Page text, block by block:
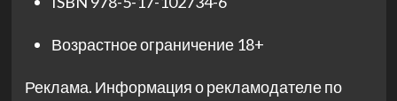
Возрастное ограничение 18+
Реклама. Информация о рекламодателе по